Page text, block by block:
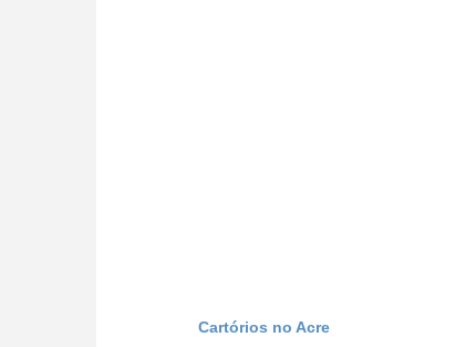
Cartórios no Acre